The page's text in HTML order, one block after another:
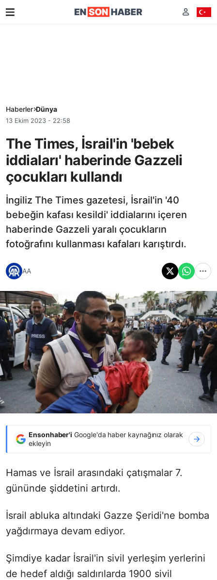
Haberler Dünya
13 Ekim 2023 - 22:58
The Times, İsrail'in 'bebek
iddiaları' haberinde Gazzeli
çocukları kullandı
İngiliz The Times gazetesi, İsrail'in '40
bebeğin kafası kesildi' iddialarını içeren
haberinde Gazzeli yaralı çocukların
fotoğrafını kullanması kafaları karıştırdı.
AA
Ensonhaber'i Google'da haber kaynağınız olarak
ekleyin
Hamas ve İsrail arasındaki çatışmalar 7.
gününde şiddetini artırdı.
İsrail abluka altındaki Gazze Şeridi'ne bomba
yağdırmaya devam ediyor.
Şimdiye kadar İsrail'in sivil yerleşim yerlerini
de hedef aldığı saldırılarda 1900 sivil